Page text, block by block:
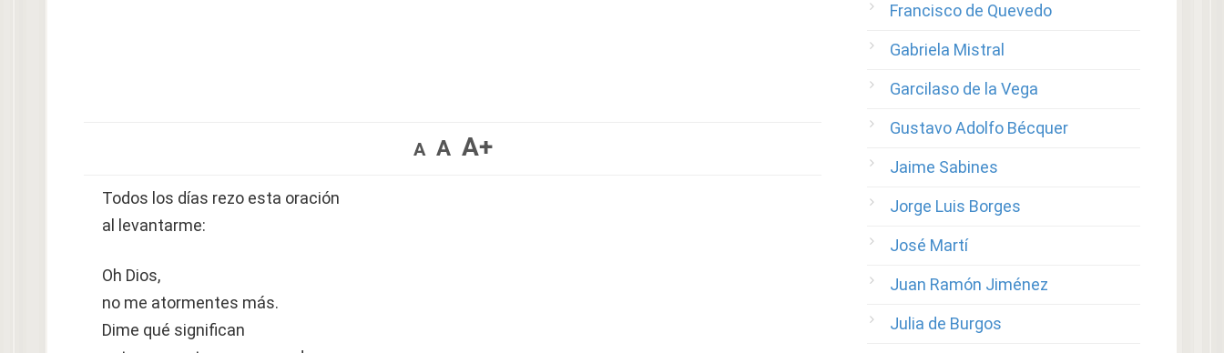
A A A+
Todos los días rezo esta oración
al levantarme:
Oh Dios,
no me atormentes más.
Dime qué significan
Francisco de Quevedo
Gabriela Mistral
Garcilaso de la Vega
Gustavo Adolfo Bécquer
Jaime Sabines
Jorge Luis Borges
José Martí
Juan Ramón Jiménez
Julia de Burgos